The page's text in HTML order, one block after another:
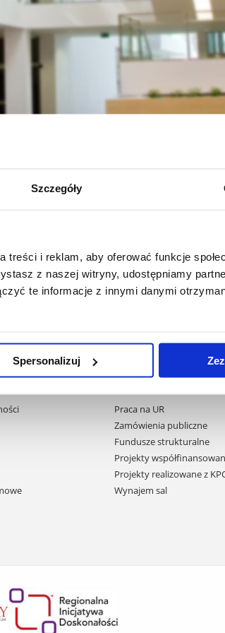
Szczegóły
i reklam, aby oferować funkcje
z naszej witryny, udostępniamy
te informacje z innymi danymi
Spersonalizuj
zobacz więcej
Praca na UR
Zamówienia publiczne
Fundusze strukturalne
Projekty
Projekty realizowane z
Wynajem sal